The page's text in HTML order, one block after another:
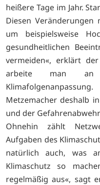
heißere Tage im Jahr.
Diesen
um beispielsweise
gesundheitlichen
vermeiden«, erklärt
arbeite man
Metzemacher deshalb
und der
Ohnehin zählt
Aufgaben des
natürlich auch, was
Klimaschutz so
regelmäßig aus«, sagt